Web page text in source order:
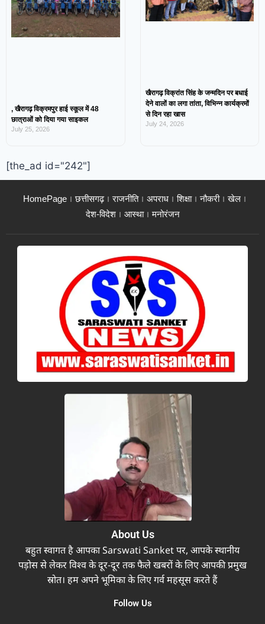
, खैरागढ़ विक्रमपुर हाई स्कूल में 48
छात्राओं को दिया गया साइकल
July 25, 2026
खैरागढ़ विक्रांत सिंह के जन्मदिन पर बधाई
देने वालों का लगा तांता, विभिन्न कार्यक्रमों
से दिन रहा खास
July 24, 2026
[the_ad id="242"]
HomePage छत्तीसगढ़ राजनीति अपराध शिक्षा नौकरी
खेल
देश-विदेश
आस्था मनोरंजन
About Us
बहुत स्वागत है आपका Sarswati Sanket पर, आपके स्थानीय
पड़ोस से लेकर विश्व के दूर-दूर तक फैले खबरों के लिए आपकी प्रमुख
स्रोत। हम अपने भूमिका के लिए गर्व महसूस करते हैं
Follow Us